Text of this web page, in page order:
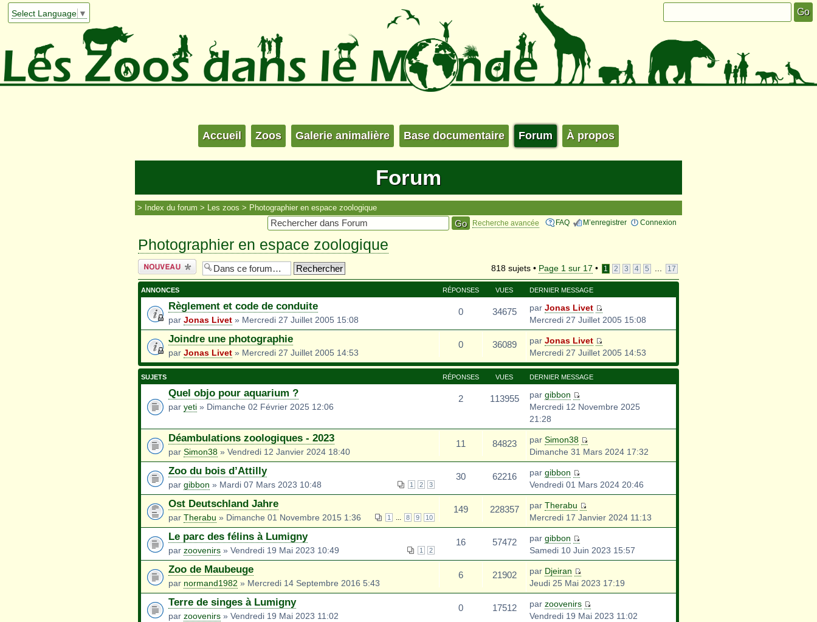
Select Language ▼
Accueil Zoos Galerie animalière Base documentaire Forum À propos
Forum
Index du forum Les zoos Photographier en espace zoologique
FAQ M’enregistrer Connexion
Recherche avancée
Photographier en espace zoologique
Écrire un
nouveau sujet
818 sujets • Page 1 sur 17 • 1 2 3 4 5 ... 17
ANNONCES RÉPONSES VUES DERNIER MESSAGE
Règlement et code de conduite
par Jonas Livet » Mercredi 27 Juillet 2005 15:08
0 34675 par Jonas Livet
Mercredi 27 Juillet 2005 15:08
Joindre une photographie
par Jonas Livet » Mercredi 27 Juillet 2005 14:53
0 36089 par Jonas Livet
Mercredi 27 Juillet 2005 14:53
SUJETS RÉPONSES VUES DERNIER MESSAGE
Quel objo pour aquarium ?
par yeti » Dimanche 02 Février 2025 12:06
2 113955 par gibbon
Mercredi 12 Novembre 2025
21:28
Déambulations zoologiques - 2023
par Simon38 » Vendredi 12 Janvier 2024 18:40
11 84823 par Simon38
Dimanche 31 Mars 2024 17:32
Zoo du bois d’Attilly
1 2 3
par gibbon » Mardi 07 Mars 2023 10:48
30 62216 par gibbon
Vendredi 01 Mars 2024 20:46
Ost Deutschland Jahre
1 ... 8 9 10
par Therabu » Dimanche 01 Novembre 2015 1:36
149 228357 par Therabu
Mercredi 17 Janvier 2024 11:13
Le parc des félins à Lumigny
1 2
par zoovenirs » Vendredi 19 Mai 2023 10:49
16 57472 par gibbon
Samedi 10 Juin 2023 15:57
Zoo de Maubeuge
par normand1982 » Mercredi 14 Septembre 2016 5:43
6 21902 par Djeiran
Jeudi 25 Mai 2023 17:19
Terre de singes à Lumigny
par zoovenirs » Vendredi 19 Mai 2023 11:02
0 17512 par zoovenirs
Vendredi 19 Mai 2023 11:02